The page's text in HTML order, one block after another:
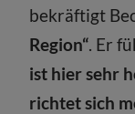
bekräftigt
Region“. Er
ist hier sehr
richtet sich